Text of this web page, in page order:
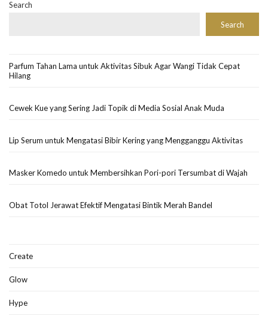
Search
Search
Parfum Tahan Lama untuk Aktivitas Sibuk Agar Wangi Tidak Cepat
Hilang
Cewek Kue yang Sering Jadi Topik di Media Sosial Anak Muda
Lip Serum untuk Mengatasi Bibir Kering yang Mengganggu Aktivitas
Masker Komedo untuk Membersihkan Pori-pori Tersumbat di Wajah
Obat Totol Jerawat Efektif Mengatasi Bintik Merah Bandel
Create
Glow
Hype